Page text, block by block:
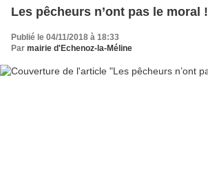
Les pêcheurs n’ont pas le moral !
Publié le 04/11/2018 à 18:33
Par mairie d'Echenoz-la-Méline